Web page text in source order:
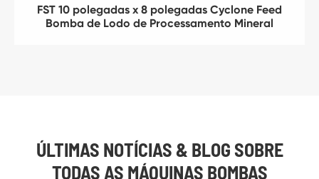
FST 10 polegadas x 8 polegadas Cyclone Feed
Bomba de Lodo de Processamento Mineral
ÚLTIMAS NOTÍCIAS & BLOG SOBRE
TODAS AS MÁQUINAS BOMBAS